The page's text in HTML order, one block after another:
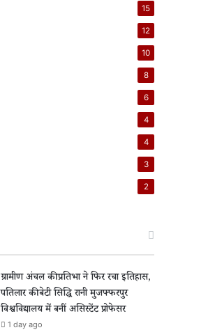
15
12
10
8
6
4
4
3
2
ग्रामीण अंचल की प्रतिभा ने फिर रचा इतिहास,
पतिलार की बेटी सिद्धि रानी मुजफ्फरपुर
विश्वविद्यालय में बनीं असिस्टेंट प्रोफेसर
1 day ago